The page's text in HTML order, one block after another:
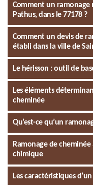
Comment un ramonage
Pathus, dans le 77178 ?
Comment un devis de
établi dans la ville de
Le hérisson : outil de
Les éléments
cheminée
Qu’est-ce qu’un
Ramonage de
chimique
Les caractéristiques